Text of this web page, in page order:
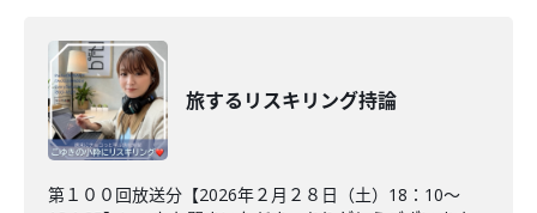
旅するリスキリング持論
第１００回放送分【2026年２月２８日（土）18：10～